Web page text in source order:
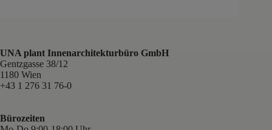
UNA plant Innenarchitekturbüro GmbH
Gentzgasse 38/12
1180 Wien
+43 1 276 31 76-0
Bürozeiten